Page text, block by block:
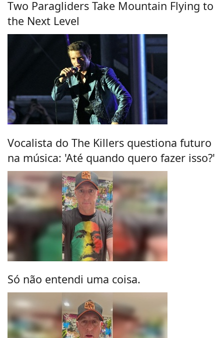
Two Paragliders Take Mountain Flying to
the Next Level
Vocalista do The Killers questiona futuro
na música: 'Até quando quero fazer isso?'
Só não entendi uma coisa.